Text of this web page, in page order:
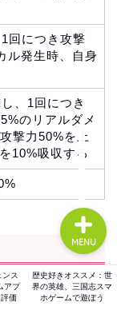
回につき攻撃
ル発生時、自身
、1回につき
のリアルダメ
撃力50%を上
10%吸収する
ス
アプ
価
歴史好きオススメ：世
界の英雄、三国志スマ
ホゲームで遊ぼう
MENU
ム評価
ェット
comic